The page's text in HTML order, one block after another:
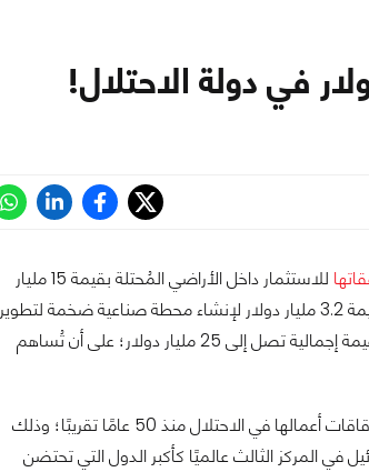
للاستثمار داخل الأراضي المُحتلة بقيمة 15 مليار
دولار تقريبًا. وذلك بعد أن أعلنت الشركة عن حصولها على منحة من حكومة الاحتلال بقيمة 3.2 مليار دولار لإنشاء محطة صناعية ضخمة لتطوير
الرقاقات. وأعلنت إنتل أن هذا المصنع سيكون في مدينة كيريات جات جنوب تل أبيب بقيمة إجمالية تصل إلى 25 مليار دولار؛ على أن تُساهم
تُعد إنتل ضمن أكبر الشركات التقنية التي تستثمر في دولة الاحتلال؛ إذ بدأت عملاقة الرقاقات أعمالها في الاحتلال منذ 50 عامًا تقريبًا؛ وذلك
في المركز الثالث عالميًا كأكبر الدول التي تحتضن